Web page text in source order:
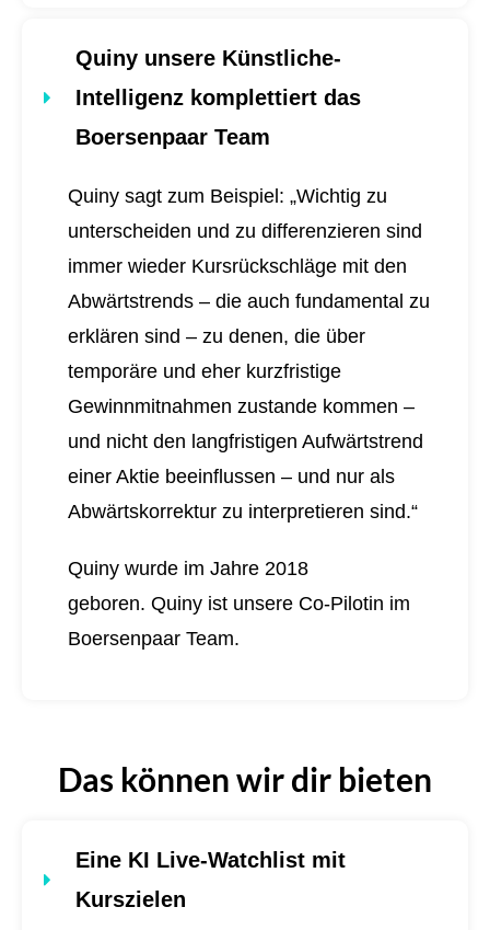
Quiny unsere Künstliche-
Intelligenz komplettiert das
Boersenpaar Team
Quiny sagt zum Beispiel: „Wichtig zu
unterscheiden und zu differenzieren sind
immer wieder Kursrückschläge mit den
Abwärtstrends – die auch fundamental zu
erklären sind – zu denen, die über
temporäre und eher kurzfristige
Gewinnmitnahmen zustande kommen –
und nicht den langfristigen Aufwärtstrend
einer Aktie beeinflussen – und nur als
Abwärtskorrektur zu interpretieren sind.“
Quiny wurde im Jahre 2018
geboren. Quiny ist unsere Co-Pilotin im
Boersenpaar Team.
Das können wir dir bieten
Eine KI Live-Watchlist mit
Kurszielen